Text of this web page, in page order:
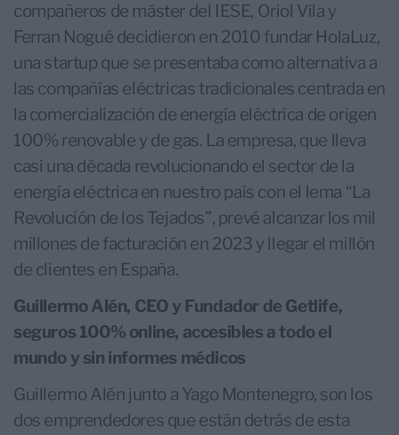
compañeros de máster del IESE, Oriol Vila y
Ferran Nogué decidieron en 2010 fundar HolaLuz,
una startup que se presentaba como alternativa a
las compañías eléctricas tradicionales centrada en
la comercialización de energía eléctrica de origen
100% renovable y de gas. La empresa, que lleva
casi una década revolucionando el sector de la
energía eléctrica en nuestro país con el lema “La
Revolución de los Tejados”, prevé alcanzar los mil
millones de facturación en 2023 y llegar el millón
de clientes en España.
Guillermo Alén, CEO y Fundador de Getlife,
seguros 100% online, accesibles a todo el
mundo y sin informes médicos
Guillermo Alén junto a Yago Montenegro, son los
dos emprendedores que están detrás de esta